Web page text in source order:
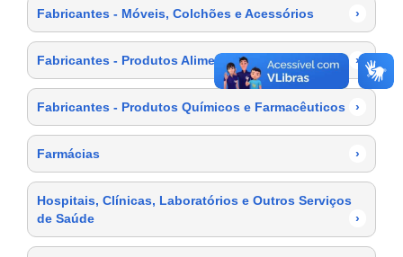
Fabricantes - Móveis, Colchões e Acessórios ›
Fabricantes - Produtos Alimentícios ›
Fabricantes - Produtos Químicos e Farmacêuticos ›
Farmácias ›
Hospitais, Clínicas, Laboratórios e Outros Serviços
de Saúde
›